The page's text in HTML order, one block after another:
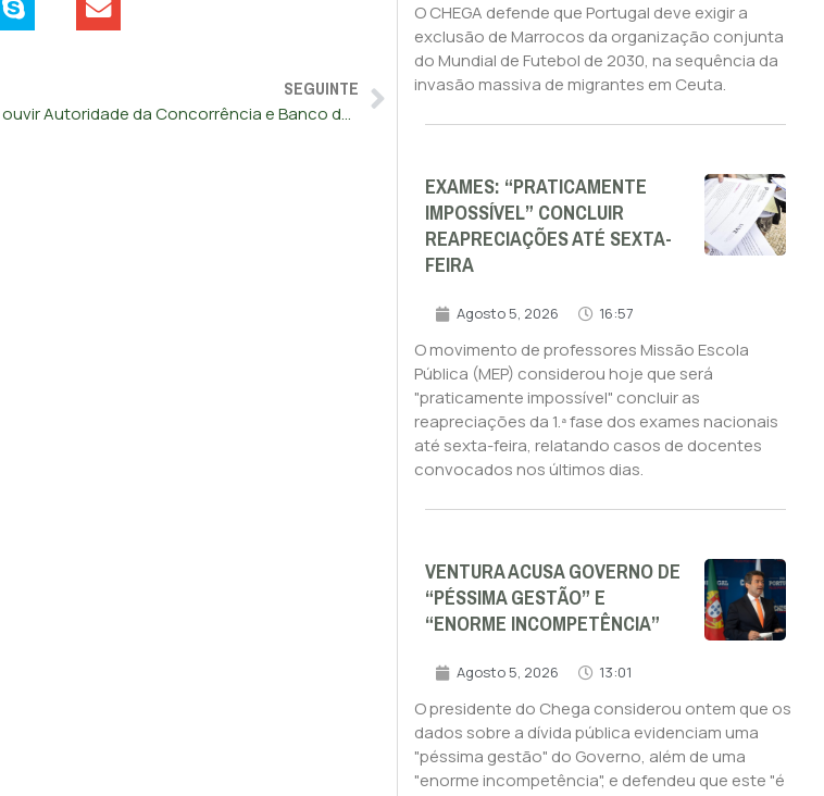
SEGUINTE
Deputados vão ouvir Autoridade da Concorrência e Banco de Portugal sobre ‘cartel’ da banca
O CHEGA defende que Portugal deve exigir a
exclusão de Marrocos da organização conjunta
do Mundial de Futebol de 2030, na sequência da
invasão massiva de migrantes em Ceuta.
EXAMES: “PRATICAMENTE
IMPOSSÍVEL” CONCLUIR
REAPRECIAÇÕES ATÉ SEXTA-
FEIRA
Agosto 5, 2026 16:57
O movimento de professores Missão Escola
Pública (MEP) considerou hoje que será
"praticamente impossível" concluir as
reapreciações da 1.ª fase dos exames nacionais
até sexta-feira, relatando casos de docentes
convocados nos últimos dias.
VENTURA ACUSA GOVERNO DE
“PÉSSIMA GESTÃO” E
“ENORME INCOMPETÊNCIA”
Agosto 5, 2026 13:01
O presidente do Chega considerou ontem que os
dados sobre a dívida pública evidenciam uma
"péssima gestão" do Governo, além de uma
"enorme incompetência", e defendeu que este "é